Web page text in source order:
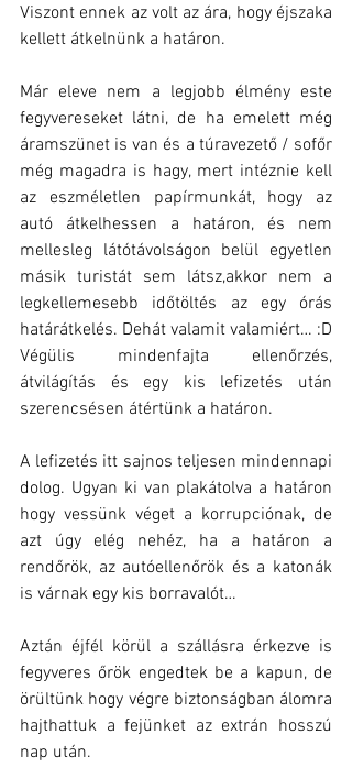
Viszont ennek az volt az ára, hogy éjszaka
kellett átkelnünk a határon.
Már eleve nem a legjobb élmény este
fegyvereseket látni, de ha emelett még
áramszünet is van és a túravezető / sofőr
még magadra is hagy, mert intéznie kell
az eszméletlen papírmunkát, hogy az
autó átkelhessen a határon, és nem
mellesleg látótávolságon belül egyetlen
másik turistát sem látsz,akkor nem a
legkellemesebb időtöltés az egy órás
határátkelés. Dehát valamit valamiért… :D
Végülis mindenfajta ellenőrzés,
átvilágítás és egy kis lefizetés után
szerencsésen átértünk a határon.
A lefizetés itt sajnos teljesen mindennapi
dolog. Ugyan ki van plakátolva a határon
hogy vessünk véget a korrupciónak, de
azt úgy elég nehéz, ha a határon a
rendőrök, az autóellenőrök és a katonák
is várnak egy kis borravalót…
Aztán éjfél körül a szállásra érkezve is
fegyveres őrök engedtek be a kapun, de
örültünk hogy végre biztonságban álomra
hajthattuk a fejünket az extrán hosszú
nap után.